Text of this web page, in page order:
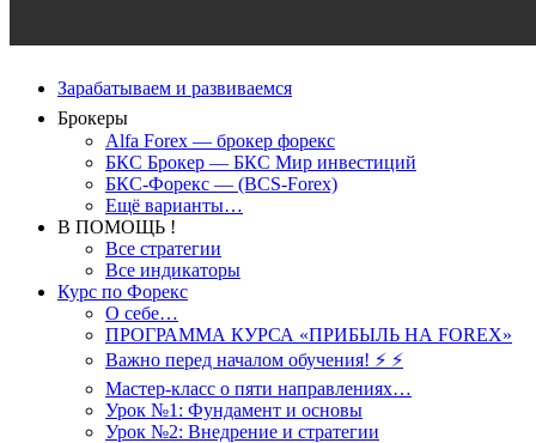
Зарабатываем и развиваемся
Брокеры
Alfa Forex — брокер форекс
БКС Брокер — БКС Мир инвестиций
БКС-Форекс — (BCS-Forex)
Ещё варианты…
В ПОМОЩЬ !
Все стратегии
Все индикаторы
Курс по Форекс
О себе…
ПРОГРАММА КУРСА «ПРИБЫЛЬ НА FOREX»
Важно перед началом обучения! ⚡ ⚡
Мастер-класс о пяти направлениях…
Урок №1: Фундамент и основы
Урок №2: Внедрение и стратегии